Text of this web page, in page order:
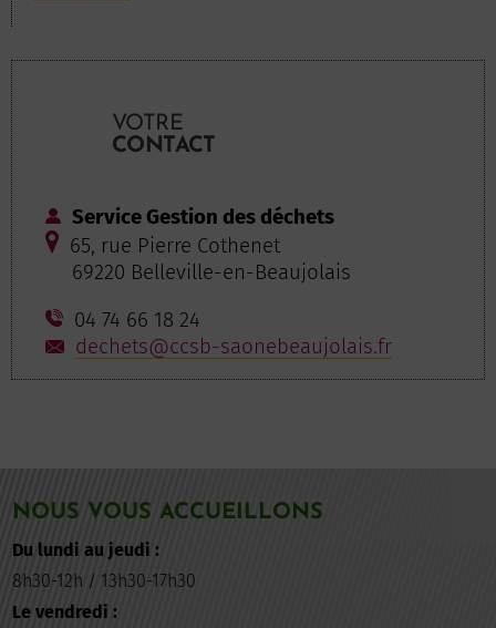
VOTRE
CONTACT
Service Gestion des déchets
65, rue Pierre Cothenet
69220 Belleville-en-Beaujolais
04 74 66 18 24
dechets@ccsb-saonebeaujolais.fr
NOUS VOUS ACCUEILLONS
Du lundi au jeudi :
8h30-12h / 13h30-17h30
Le vendredi :